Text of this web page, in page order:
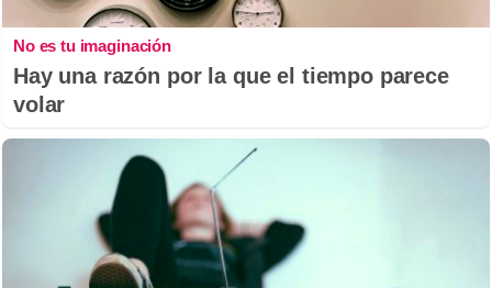
No es tu imaginación
Hay una razón por la que el tiempo parece
volar